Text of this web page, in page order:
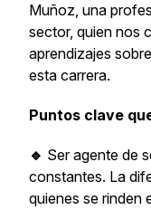
Muñoz, una
sector, quien nos
aprendizajes
esta carrera.
Puntos clave
🔹 Ser agente de
constantes. La
quienes se rinden